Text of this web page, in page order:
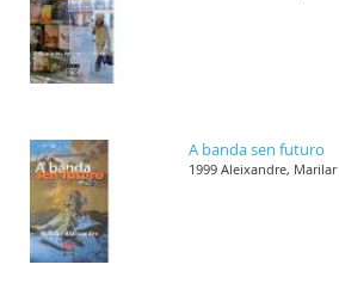
A banda sen futuro
1999 Aleixandre, Marilar